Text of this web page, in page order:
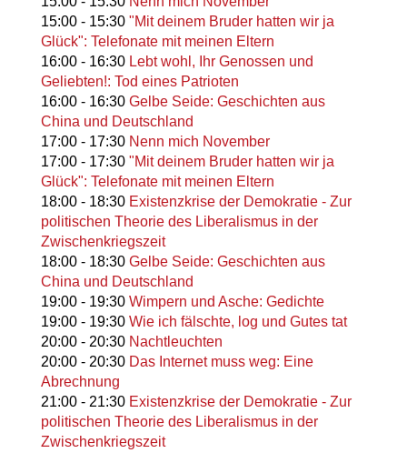
15:00- 15:30 "Mit deinem Bruder hatten wir ja
Glück": Telefonate mit meinen Eltern
16:00- 16:30 Lebt wohl, Ihr Genossen und
Geliebten!: Tod eines Patrioten
16:00- 16:30 Gelbe Seide: Geschichten aus
China und Deutschland
17:00- 17:30 Nenn mich November
17:00- 17:30 "Mit deinem Bruder hatten wir ja
Glück": Telefonate mit meinen Eltern
18:00- 18:30 Existenzkrise der Demokratie - Zur
politischen Theorie des Liberalismus in der
Zwischenkriegszeit
18:00- 18:30 Gelbe Seide: Geschichten aus
China und Deutschland
19:00- 19:30 Wimpern und Asche: Gedichte
19:00- 19:30 Wie ich fälschte, log und Gutes tat
20:00- 20:30 Nachtleuchten
20:00- 20:30 Das Internet muss weg: Eine
Abrechnung
21:00- 21:30 Existenzkrise der Demokratie - Zur
politischen Theorie des Liberalismus in der
Zwischenkriegszeit